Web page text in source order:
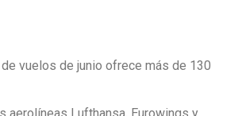
vuelos de junio ofrece más de 130